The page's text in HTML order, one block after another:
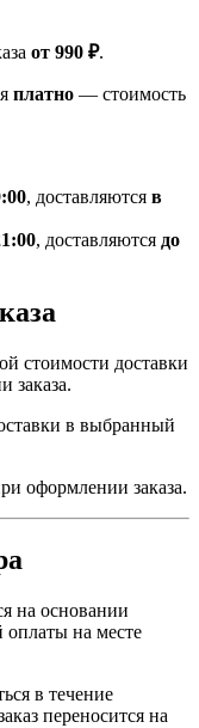
от 990 ₽.
платно — стоимость
, доставляются в
, доставляются до
стоимости доставки
заказа.
в выбранный
оформлении заказа.
на основании
оплаты на месте
в течение
переносится на